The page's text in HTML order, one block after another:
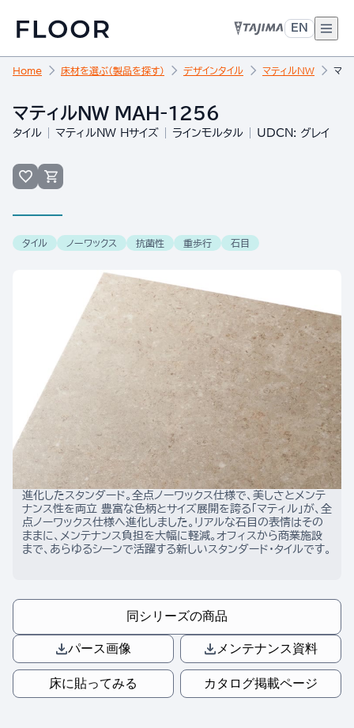
EN
Home 床材を選ぶ（製品を探す） デザインタイル マティルNW マ
マティルNW MAH-1256
タイル マティルNW Hサイズ ラインモルタル UDCN: グレイ
タイル ノーワックス 抗菌性 重歩行 石目
進化したスタンダード。全点ノーワックス仕様で、美しさとメンテ
ナンス性を両立 豊富な色柄とサイズ展開を誇る「マティル」が、全
点ノーワックス仕様へ進化しました。リアルな石目の表情はその
ままに、メンテナンス負担を大幅に軽減。オフィスから商業施設
まで、あらゆるシーンで活躍する新しいスタンダード・タイルです。
同シリーズの商品
パース画像 メンテナンス資料
床に貼ってみる カタログ掲載ページ